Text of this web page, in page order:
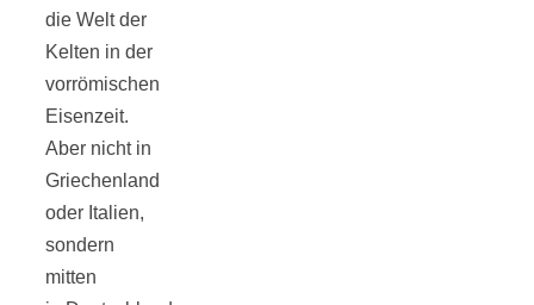
die Welt der
Kelten in der
vorrömischen
Eisenzeit.
Aber nicht in
Griechenland
oder Italien,
sondern
mitten